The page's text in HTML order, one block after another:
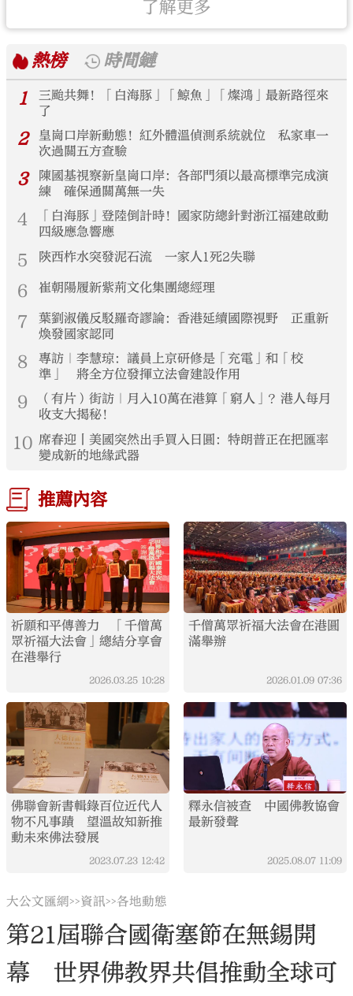
了解更多
熱榜
時間鏈
1
三颱共舞！「白海豚」「鯨魚」「燦鴻」最新路徑來
了
2
皇崗口岸新動態！紅外體溫偵測系統就位 私家車一
次過關五方查驗
3
陳國基視察新皇崗口岸：各部門須以最高標準完成演
練 確保通關萬無一失
4
「白海豚」登陸倒計時！國家防總針對浙江福建啟動
四級應急響應
5 陝西柞水突發泥石流 一家人1死2失聯
6 崔朝陽履新紫荊文化集團總經理
7
葉劉淑儀反駁羅奇謬論：香港延續國際視野 正重新
煥發國家認同
8
專訪｜李慧琼：議員上京研修是「充電」和「校
準」 將全方位發揮立法會建設作用
9
（有片）街訪｜月入10萬在港算「窮人」？港人每月
收支大揭秘！
10 席春迎丨美國突然出手買入日圓：特朗普正在把匯率
變成新的地緣武器
推薦內容
祈願和平傳善力 「千僧萬
眾祈福大法會」總結分享會
在港舉行
2026.03.25 10:28
千僧萬眾祈福大法會在港圓
滿舉辦
2026.01.09 07:36
佛聯會新書輯錄百位近代人
物不凡事蹟 望溫故知新推
動未來佛法發展
2023.07.23 12:42
釋永信被查 中國佛教協會
最新發聲
2025.08.07 11:09
大公文匯網>>資訊>>各地動態
第21屆聯合國衛塞節在無錫開
幕 世界佛教界共倡推動全球可